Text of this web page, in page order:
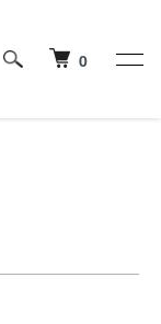
0